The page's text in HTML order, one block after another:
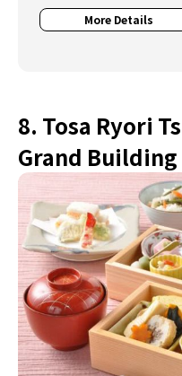
More Details
8. Tosa Ryori
Grand Building